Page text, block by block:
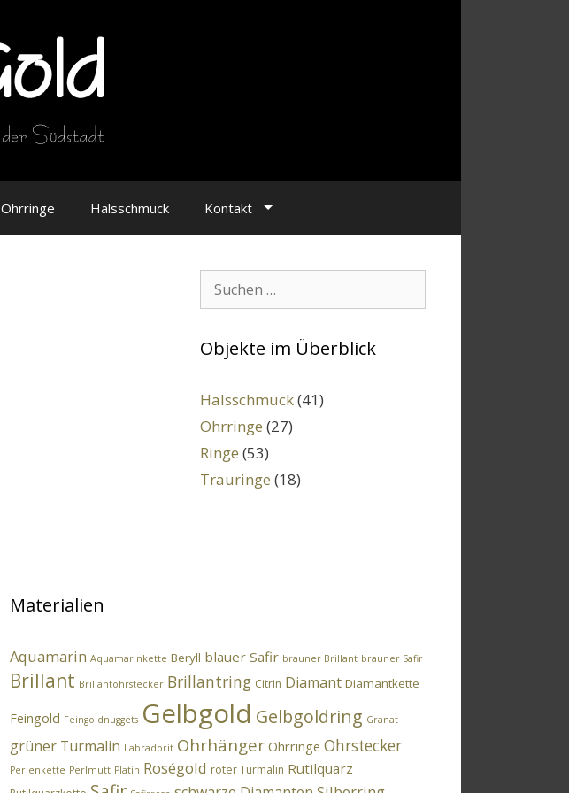
Ohrringe Halsschmuck Kontakt
Suchen:
Objekte im Überblick
Halsschmuck(41)
Ohrringe (27)
Ringe (53)
Trauringe (18)
Materialien
Aquamarin Aquamarinkette Beryll blauer Safir brauner Brillant brauner Safir
Brillant Brillantohrstecker Brillantring Citrin Diamant Diamantkette
Feingold Feingoldnuggets Gelbgold Gelbgoldring Granat
grüner Turmalin Labradorit Ohrhänger Ohrringe Ohrstecker
Perlenkette Perlmutt Platin Roségold roter Turmalin Rutilquarz